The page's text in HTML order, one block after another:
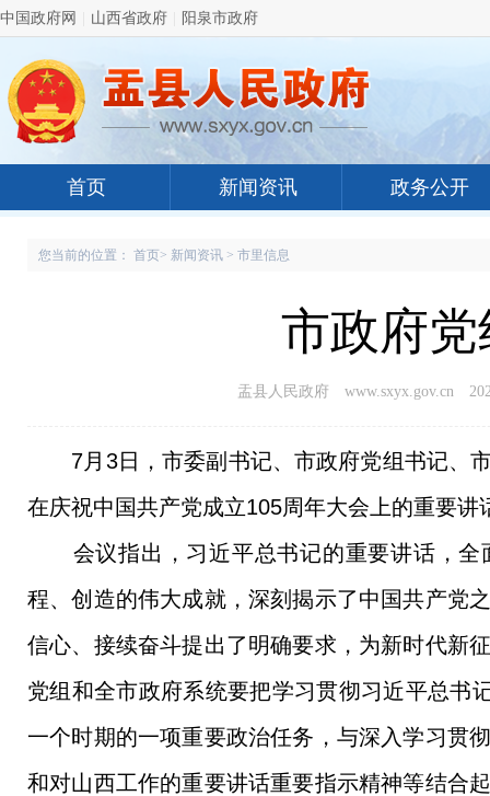
中国政府网 山西省政府 阳泉市政府
首页 新闻资讯 政务公开
您当前的位置： 首页> 新闻资讯 > 市里信息
市政府
盂县人民政府 www.sxyx.gov.cn
7月3日，市委副书记、市政府党组书记、市
在庆祝中国共产党成立105周年大会上的重要
会议指出，习近平总书记的重要讲话，全
程、创造的伟大成就，深刻揭示了中国共产党
信心、接续奋斗提出了明确要求，为新时代新
党组和全市政府系统要把学习贯彻习近平总书
一个时期的一项重要政治任务，与深入学习贯
和对山西工作的重要讲话重要指示精神等结合